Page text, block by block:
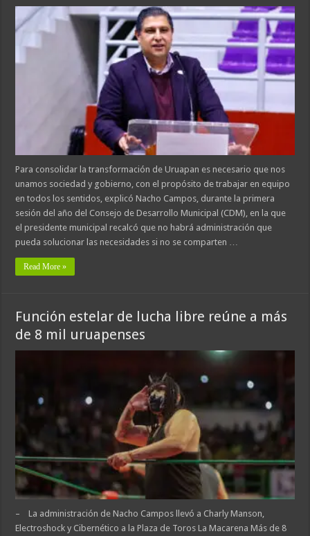
Para consolidar la transformación de Uruapan es necesario que nos
unamos sociedad y gobierno, con el propósito de trabajar en equipo
en todos los sentidos, explicó Nacho Campos, durante la primera
sesión del año del Consejo de Desarrollo Municipal (CDM), en la que
el presidente municipal recalcó que no habrá administración que
pueda solucionar las necesidades si no se comparten …
Read More »
Función estelar de lucha libre reúne a más
de 8 mil uruapenses
– La administración de Nacho Campos llevó a Charly Manson,
Electroshock y Cibernético a la Plaza de Toros La Macarena Más de 8